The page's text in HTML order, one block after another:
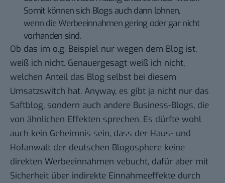
Somit können sich Blogs auch dann lohnen,
wenn die Werbeeinnahmen gering oder gar nicht
vorhanden sind.
Ob das im o.g. Beispiel nur wegen dem Blog ist,
weiß ich nicht. Genauergesagt weiß ich nicht,
welchen Anteil das Blog selbst bei diesem
Umsatzswitch hat. Anyway, es gibt ja nicht nur das
Saftblog, sondern auch andere Business-Blogs, die
von ähnlichen Effekten sprechen. Es dürfte wohl
auch kein Geheimnis sein, dass der Haus- und
Hofanwalt der deutschen Blogosphere keine
direkten Werbeeinnahmen vebucht, dafür aber mit
Sicherheit über indirekte Einnahmeeffekte durch